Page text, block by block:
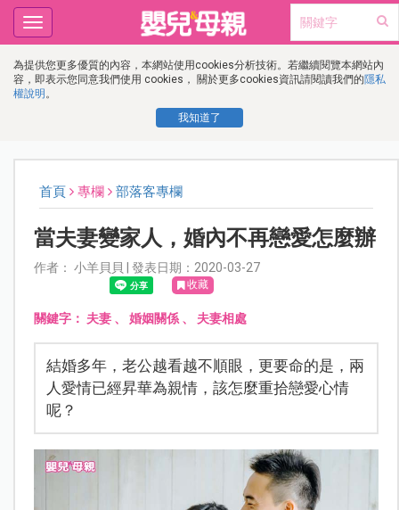
為提供您更多優質的內容，本網站使用cookies分析技術。若繼續閱覽本網站內
容，即表示您同意我們使用 cookies， 關於更多cookies資訊請閱讀我們的隱私
權說明 。
我知道了
Toggle
navigation
首頁 專欄 部落客專欄
當夫妻變家人，婚內不再戀愛怎麼辦
作者： 小羊貝貝 | 發表日期：2020-03-27
收藏
關鍵字： 夫妻、 婚姻關係、 夫妻相處
結婚多年，老公越看越不順眼，更要命的是，兩
人愛情已經昇華為親情，該怎麼重拾戀愛心情
呢？